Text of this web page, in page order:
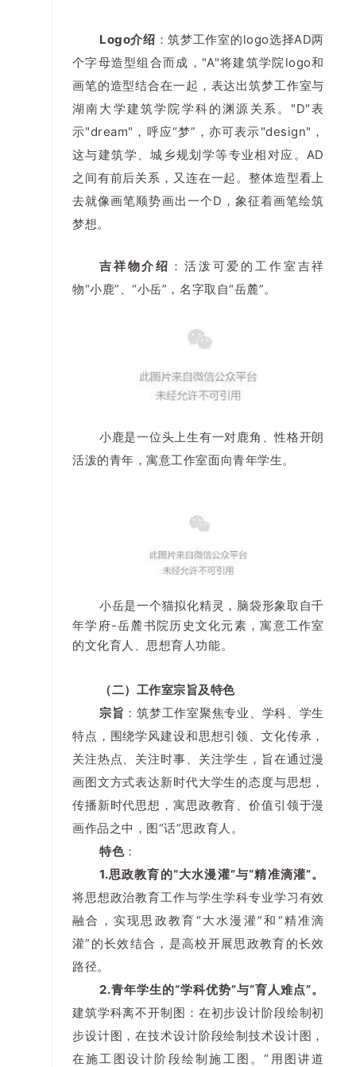
Logo介绍 ：筑梦工作室的logo选择AD两
个字母造型组合而成，"A"将建筑学院logo和
画笔的造型结合在一起，表达出筑梦工作室与
湖南大学建筑学院学科的渊源关系。"D"表
示"dream"，呼应“梦”，亦可表示"design"，
这与建筑学、城乡规划学等专业相对应。AD
之间有前后关系，又连在一起。整体造型看上
去就像画笔顺势画出一个D，象征着画笔绘筑
梦想。
吉祥物介绍 ：活泼可爱的工作室吉祥
物“小鹿”、“小岳”，名字取自“岳麓”。
小鹿是一位头上生有一对鹿角、性格开朗
活泼的青年，寓意工作室面向青年学生。
小岳是一个猫拟化精灵，脑袋形象取自千
年学府-岳麓书院历史文化元素，寓意工作室
的文化育人、思想育人功能。
（二）工作室宗旨及特色
宗旨 ：筑梦工作室聚焦专业、学科、学生
特点，围绕学风建设和思想引领、文化传承，
关注热点、关注时事、关注学生，旨在通过漫
画图文方式表达新时代大学生的态度与思想，
传播新时代思想，寓思政教育、价值引领于漫
画作品之中，图“话”思政育人。
特色：
1.思政教育的“大水漫灌”与“精准滴灌”。
将思想政治教育工作与学生学科专业学习有效
融合，实现思政教育“大水漫灌”和“精准滴
灌”的长效结合，是高校开展思政教育的长效
路径。
2.青年学生的“学科优势”与“育人难点”。
建筑学科离不开制图：在初步设计阶段绘制初
步设计图，在技术设计阶段绘制技术设计图，
在施工图设计阶段绘制施工图。“用图讲道